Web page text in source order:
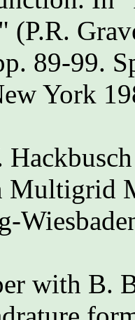
(P.R.
89-99.
York
Multigrid
with B.